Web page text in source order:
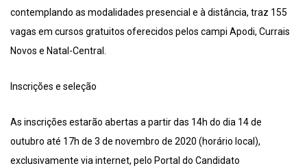
contemplando as modalidades presencial e à distância, traz 155
vagas em cursos gratuitos oferecidos pelos campi Apodi, Currais
Novos e Natal-Central.
Inscrições e seleção
As inscrições estarão abertas a partir das 14h do dia 14 de
outubro até 17h de 3 de novembro de 2020 (horário local),
exclusivamente via internet, pelo Portal do Candidato